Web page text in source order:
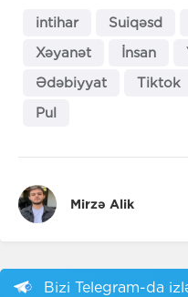
intihar Suiqəsd
Xəyanət
İnsan
Ədəbiyyat
Tiktok
Pul
Mirzə Alik
Bizi Telegram-da